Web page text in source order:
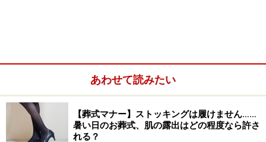
あわせて読みたい
【葬式マナー】ストッキングは履けません……
暑い日のお葬式、肌の露出はどの程度なら許さ
れる？